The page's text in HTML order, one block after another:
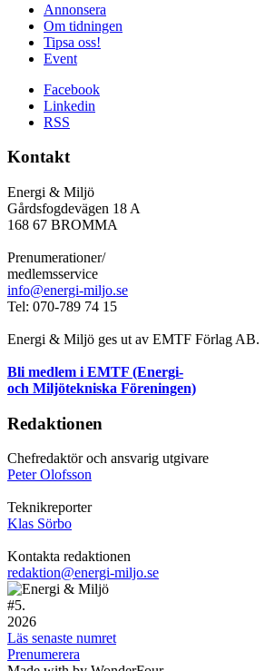
Annonsera
Om tidningen
Tipsa oss!
Event
Facebook
Linkedin
RSS
Kontakt
Energi & Miljö
Gårdsfogdevägen 18 A
168 67 BROMMA
Prenumerationer/
medlemsservice
info@energi-miljo.se
Tel: 070-789 74 15
Energi & Miljö ges ut av EMTF Förlag AB.
Bli medlem i EMTF (Energi-
och Miljötekniska Föreningen)
Redaktionen
Chefredaktör och ansvarig utgivare
Peter Olofsson
Teknikreporter
Klas Sörbo
Kontakta redaktionen
redaktion@energi-miljo.se
#5.
2026
Läs senaste numret
Prenumerera